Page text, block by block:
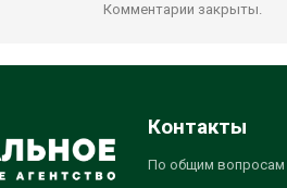
Комментарии закрыты.
Контакты
По общим